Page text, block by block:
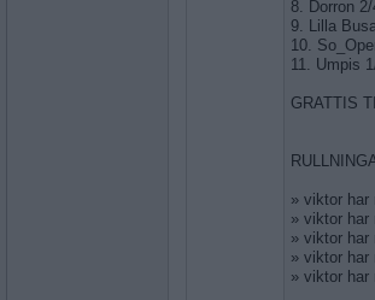
8. Dorron
9. Lilla
10.
11. Umpis
GRATTIS
» viktor har
» viktor har
» viktor har
» viktor har
» viktor har